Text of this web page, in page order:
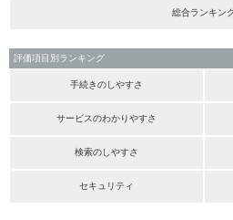
総合ランキン
評価項目別ランキング
手続きのしやすさ
サービスのわかりやすさ
検索のしやすさ
セキュリティ